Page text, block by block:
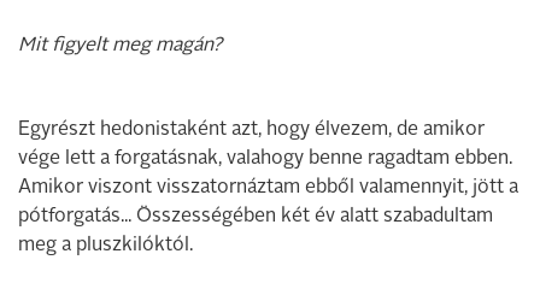
Mit figyelt meg magán?
Egyrészt hedonistaként azt, hogy élvezem, de amikor
vége lett a forgatásnak, valahogy benne ragadtam ebben.
Amikor viszont visszatornáztam ebből valamennyit, jött a
pótforgatás... Összességében két év alatt szabadultam
meg a pluszkilóktól.